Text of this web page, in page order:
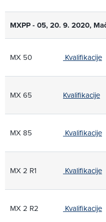
MXPP - 05, 20. 9. 2020,
MX 50 Kvalifikacije
MX 65 Kvalifikacije
MX 85 Kvalifikacije
MX 2 R1 Kvalifikacije
MX 2 R2 Kvalifikacije